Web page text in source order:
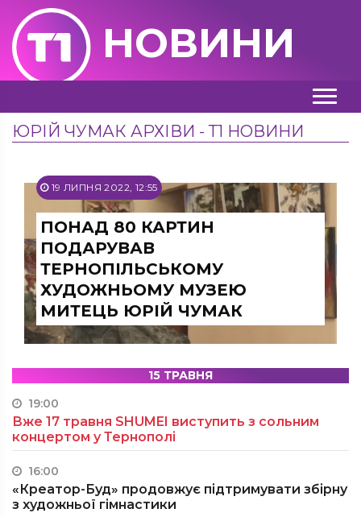
НОВИНИ
ЮРІЙ ЧУМАК АРХІВИ - Т1 НОВИНИ
19 ЛИПНЯ 2022, 12:55
ПОНАД 80 КАРТИН
ПОДАРУВАВ
ТЕРНОПІЛЬСЬКОМУ
ХУДОЖНЬОМУ МУЗЕЮ
МИТЕЦЬ ЮРІЙ ЧУМАК
15 ТРАВНЯ
19:00
Вже 17 травня SHUMEI виступить з сольним
концертом у Тернополі
16:00
«Креатор-Буд» продовжує підтримувати збірну
з художньої гімнастики